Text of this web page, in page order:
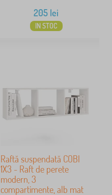
205 lei
IN STOC
Raftă suspendată COBI
1X3 - Raft de perete
modern, 3
compartimente, alb mat